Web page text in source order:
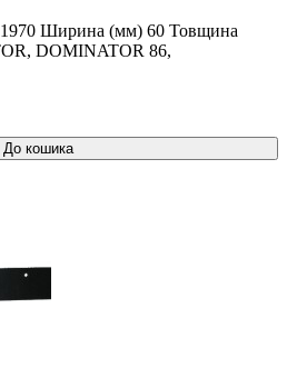
Ширина (мм) 60 Товщина
DOMINATOR 86,
До кошика